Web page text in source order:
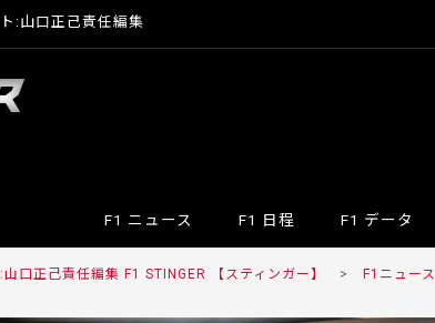
:山口正己責任編集
F1 ニュース F1 日程 F1 データ
口正己責任編集 F1 STINGER 【スティンガー】 > F1ニュース